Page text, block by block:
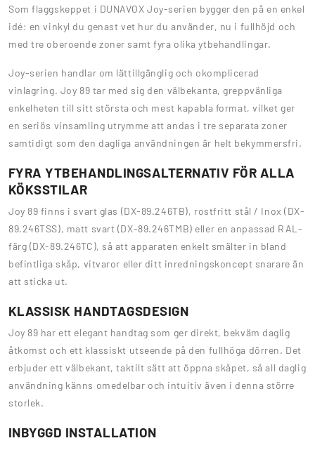
Som flaggskeppet i DUNAVOX Joy-serien bygger den på en enkel
idé: en vinkyl du genast vet hur du använder, nu i fullhöjd och
med tre oberoende zoner samt fyra olika ytbehandlingar.
Joy-serien handlar om lättillgänglig och okomplicerad
vinlagring. Joy 89 tar med sig den välbekanta, greppvänliga
enkelheten till sitt största och mest kapabla format, vilket ger
en seriös vinsamling utrymme att andas i tre separata zoner
samtidigt som den dagliga användningen är helt bekymmersfri.
FYRA YTBEHANDLINGSALTERNATIV FÖR ALLA
KÖKSSTILAR
Joy 89 finns i svart glas (DX-89.246TB), rostfritt stål / Inox (DX-
89.246TSS), matt svart (DX-89.246TMB) eller en anpassad RAL-
färg (DX-89.246TC), så att apparaten enkelt smälter in bland
befintliga skåp, vitvaror eller ditt inredningskoncept snarare än
att sticka ut.
KLASSISK HANDTAGSDESIGN
Joy 89 har ett elegant handtag som ger direkt, bekväm daglig
åtkomst och ett klassiskt utseende på den fullhöga dörren. Det
erbjuder ett välbekant, taktilt sätt att öppna skåpet, så all daglig
användning känns omedelbar och intuitiv även i denna större
storlek.
INBYGGD INSTALLATION